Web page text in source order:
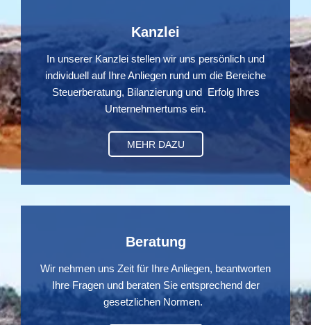
Kanzlei
In unserer Kanzlei stellen wir uns persönlich und
individuell auf Ihre Anliegen rund um die Bereiche
Steuerberatung, Bilanzierung und Erfolg Ihres
Unternehmertums ein.
MEHR DAZU
Beratung
Wir nehmen uns Zeit für Ihre Anliegen, beantworten
Ihre Fragen und beraten Sie entsprechend der
gesetzlichen Normen.